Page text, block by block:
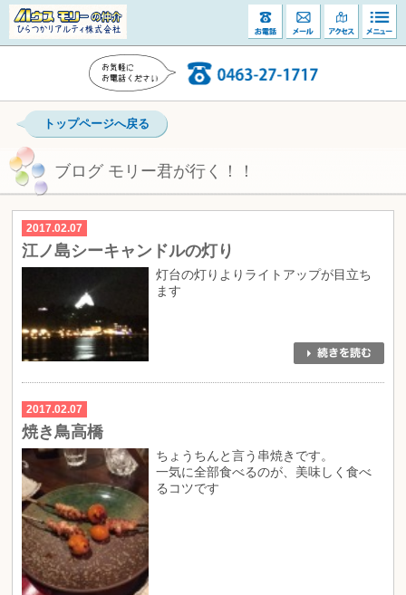
トップページへ戻る
ブログ モリー君が行く！！
2017.02.07
江ノ島シーキャンドルの灯り
灯台の灯りよりライトアップが目立ち
ます
2017.02.07
焼き鳥高橋
ちょうちんと言う串焼きです。
一気に全部食べるのが、美味しく食べ
るコツです